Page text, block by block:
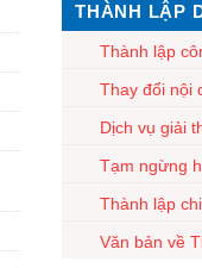
THÀNH LẬP
Thành lập
Thay đổi nội
Dịch vụ giải
Tạm ngừng
Thành lập
Văn bản về